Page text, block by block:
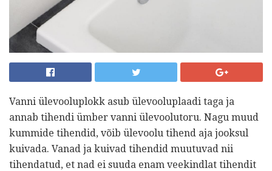
Vanni ülevooluplokk asub ülevooluplaadi taga ja
annab tihendi ümber vanni ülevoolutoru. Nagu muud
kummide tihendid, võib ülevoolu tihend aja jooksul
kuivada. Vanad ja kuivad tihendid muutuvad nii
tihendatud, et nad ei suuda enam veekindlat tihendit